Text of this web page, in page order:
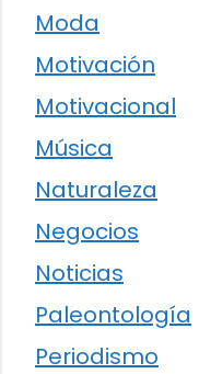
Moda
Motivación
Motivacional
Música
Naturaleza
Negocios
Noticias
Paleontología
Periodismo